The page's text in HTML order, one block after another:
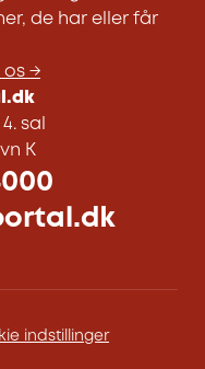
de har eller får
os →
sal
K
indstillinger